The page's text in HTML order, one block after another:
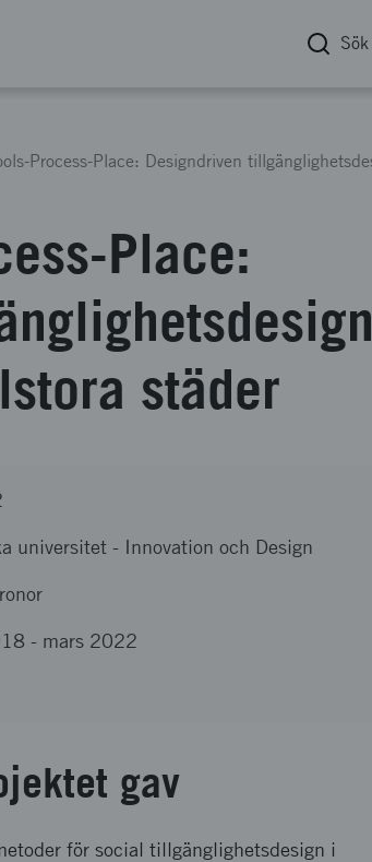
Sök
Place:
städer
universitet - Innovation och Design
- mars 2022
gav
för social tillgänglighetsdesign i